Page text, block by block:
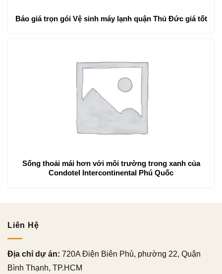
Báo giá trọn gói Vệ sinh máy lạnh quận Thủ Đức giá tốt
Sống thoải mái hơn với môi trường trong xanh của
Condotel Intercontinental Phú Quốc
Liên Hệ
Địa chỉ dự án: 720A Điện Biên Phủ, phường 22, Quận
Bình Thạnh, TP.HCM